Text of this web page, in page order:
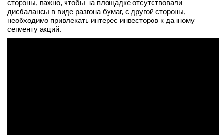
стороны, важно, чтобы на площадке отсутствовали
дисбалансы в виде разгона бумаг, с другой стороны,
необходимо привлекать интерес инвесторов к данному
сегменту акций.